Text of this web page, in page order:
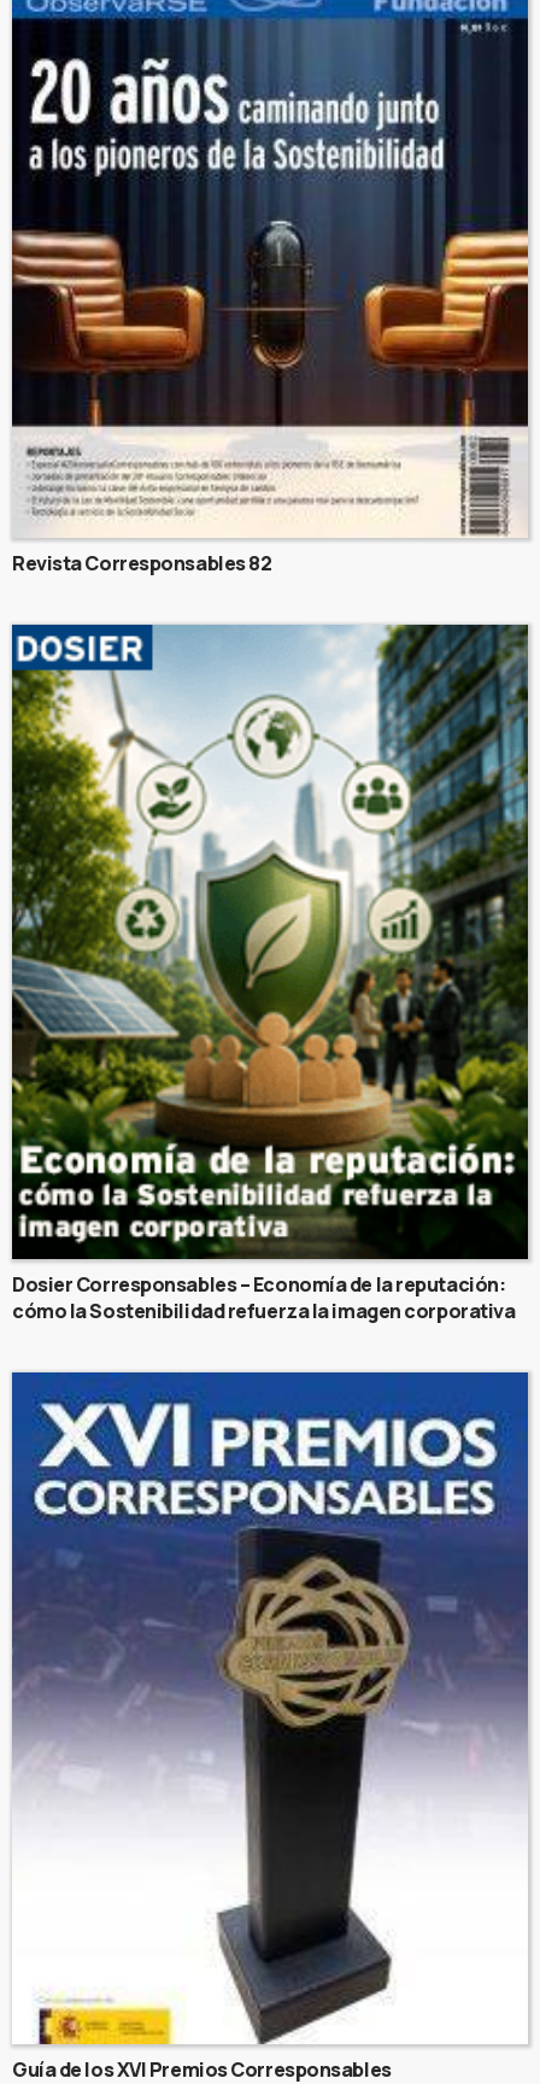
Revista Corresponsables 82
Dosier Corresponsables – Economía de la reputación:
cómo la Sostenibilidad refuerza la imagen corporativa
Guía de los XVI Premios Corresponsables